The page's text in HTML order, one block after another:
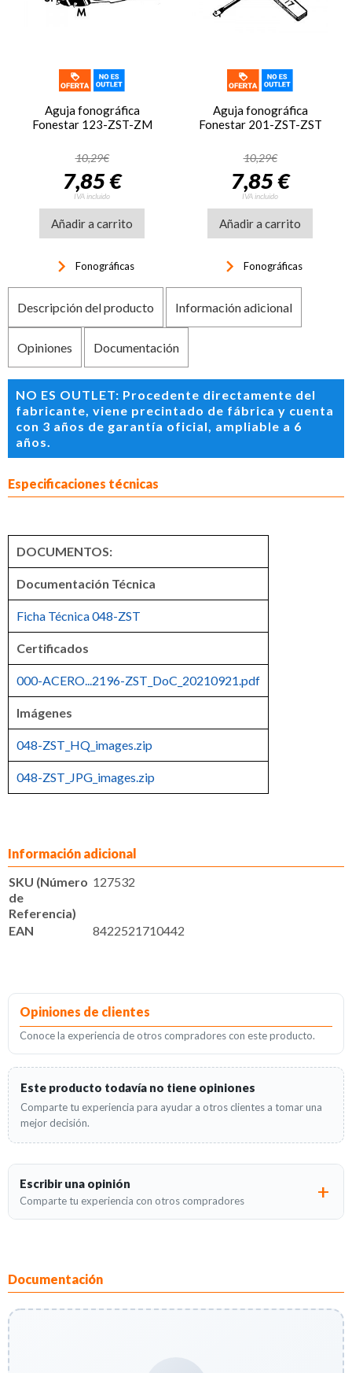
Aguja fonográfica
Fonestar 123-ZST-ZM
10,29€
7,85 €
IVA incluido
Añadir a carrito
keyboard_arrow_right Fonográficas
Aguja fonográfica
Fonestar 201-ZST-ZST
10,29€
7,85 €
IVA incluido
Añadir a carrito
keyboard_arrow_right Fonográficas
Descripción del producto Información adicional
Opiniones Documentación
NO ES OUTLET: Procedente directamente del
fabricante, viene precintado de fábrica y cuenta
con 3 años de garantía oficial, ampliable a 6
años.
Especificaciones técnicas
DOCUMENTOS:
Documentación Técnica
Ficha Técnica 048-ZST
Certificados
000-ACERO...2196-ZST_DoC_20210921.pdf
Imágenes
048-ZST_HQ_images.zip
048-ZST_JPG_images.zip
Información adicional
SKU (Número
de
Referencia)
127532
EAN 8422521710442
Opiniones de clientes
Conoce la experiencia de otros compradores con este producto.
Este producto todavía no tiene opiniones
Comparte tu experiencia para ayudar a otros clientes a tomar una
mejor decisión.
Escribir una opinión
Comparte tu experiencia con otros compradores
Documentación